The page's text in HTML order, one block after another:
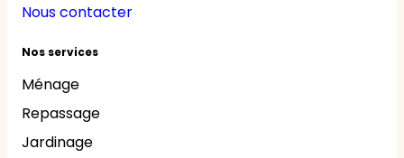
Nous contacter
Nos services
Ménage
Repassage
Jardinage